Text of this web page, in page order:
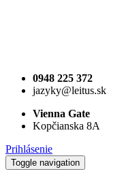
0948 225 372
jazyky@leitus.sk
Vienna Gate
Kopčianska 8A
Prihlásenie
Toggle navigation